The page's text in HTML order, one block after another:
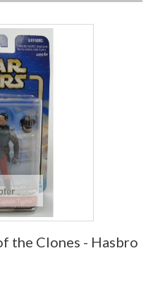
the Clones - Hasbro